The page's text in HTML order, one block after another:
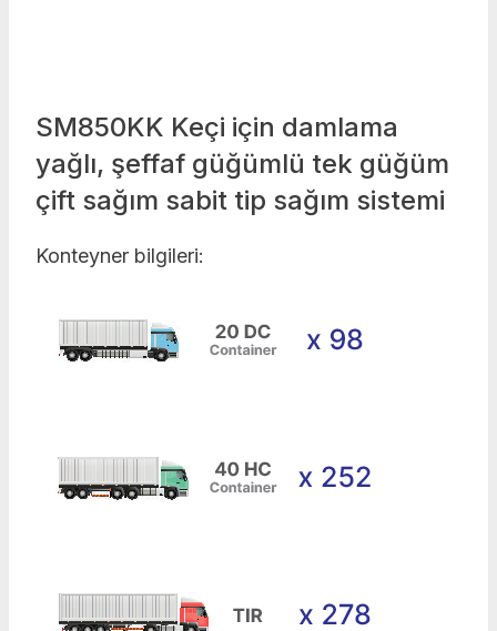
SM850KK Keçi için damlama
yağlı, şeffaf güğümlü tek güğüm
çift sağım sabit tip sağım sistemi
Konteyner bilgileri: